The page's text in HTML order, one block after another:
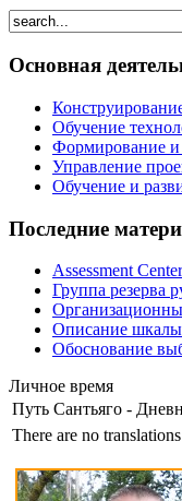
Основная
Обучение
Формирование и
Управление
Обучение и
Последние
Assessment
Группа резерва
Описание шкалы
Обоснование
Личное время
Путь Сантьяго -
There are no